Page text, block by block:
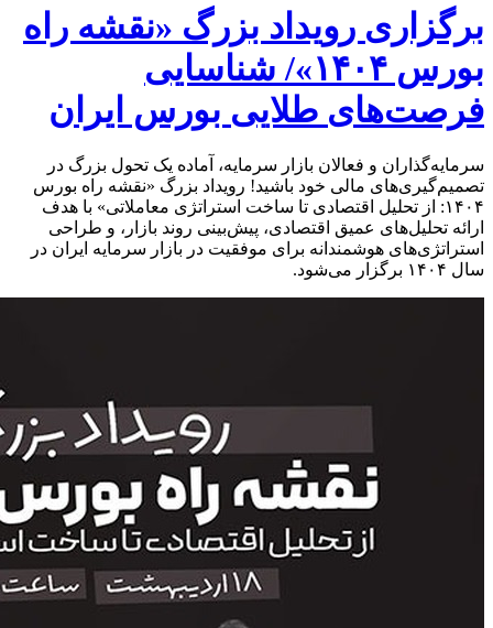
برگزاری رویداد بزرگ «نقشه راه
بورس ۱۴۰۴»/ شناسایی
فرصت‌های طلایی بورس ایران
سرمایه‌گذاران و فعالان بازار سرمایه، آماده یک تحول بزرگ در
تصمیم‌گیری‌های مالی خود باشید! رویداد بزرگ «نقشه راه بورس
۱۴۰۴: از تحلیل اقتصادی تا ساخت استراتژی معاملاتی» با هدف
ارائه تحلیل‌های عمیق اقتصادی، پیش‌بینی روند بازار، و طراحی
استراتژی‌های هوشمندانه برای موفقیت در بازار سرمایه ایران در
سال ۱۴۰۴ برگزار می‌شود.